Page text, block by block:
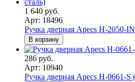
1 640 руб.
Арт: 18496
Ручка дверная Apecs H-2050-
В корзину
286 руб.
Арт: 10940
Ручка дверная Apecs H-0661-